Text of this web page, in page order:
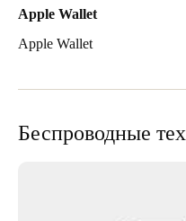
Apple Wallet
Apple Wallet
Беспроводные